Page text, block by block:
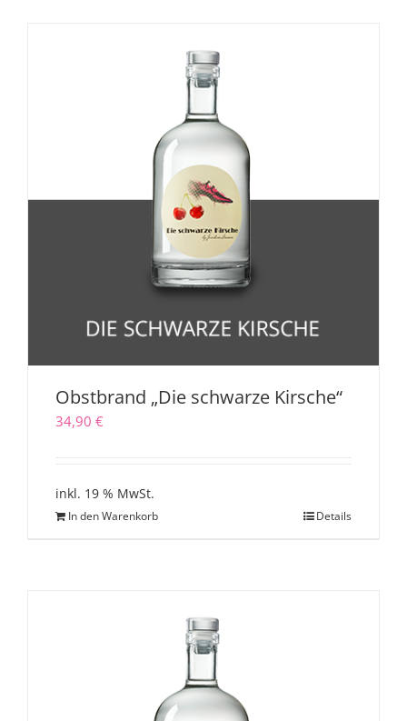
Obstbrand „Die schwarze Kirsche“
34,90 €
inkl. 19 % MwSt.
In den Warenkorb Details